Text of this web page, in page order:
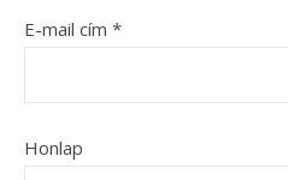
E-mail cím *
Honlap